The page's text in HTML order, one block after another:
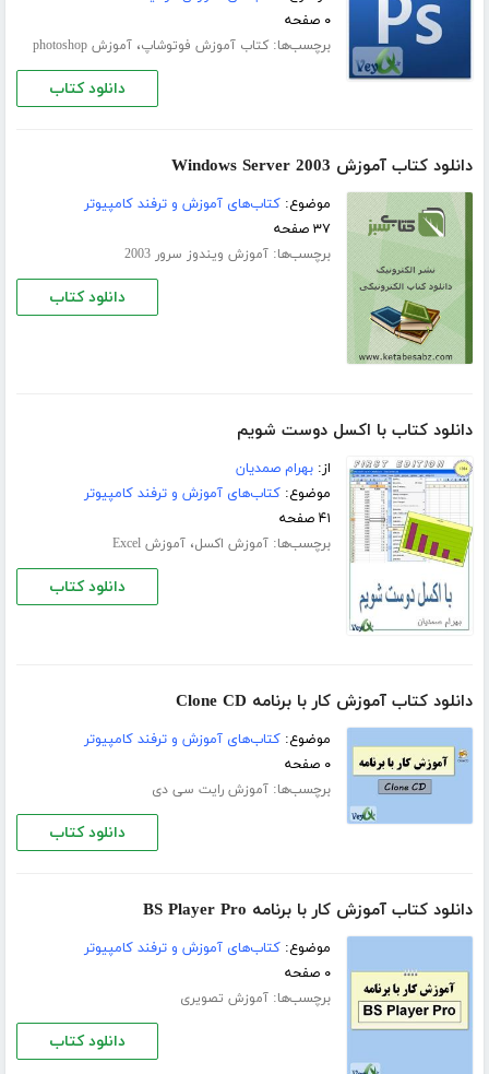
۰ صفحه
برچسب‌ها:کتاب آموزش فوتوشاپ،آموزش photoshop
دانلود کتاب
دانلود کتاب آموزش Windows Server 2003
موضوع:کتاب‌های آموزش و ترفند کامپیوتر
۳۷ صفحه
برچسب‌ها:آموزش ویندوز سرور 2003
دانلود کتاب
دانلود کتاب با اکسل دوست شویم
از:بهرام صمدیان
موضوع:کتاب‌های آموزش و ترفند کامپیوتر
۴۱ صفحه
برچسب‌ها:آموزش اکسل،آموزش Excel
دانلود کتاب
دانلود کتاب آموزش کار با برنامه Clone CD
موضوع:کتاب‌های آموزش و ترفند کامپیوتر
۰ صفحه
برچسب‌ها:آموزش رایت سی دی
دانلود کتاب
دانلود کتاب آموزش کار با برنامه BS Player Pro
موضوع:کتاب‌های آموزش و ترفند کامپیوتر
۰ صفحه
برچسب‌ها:آموزش تصویری
دانلود کتاب